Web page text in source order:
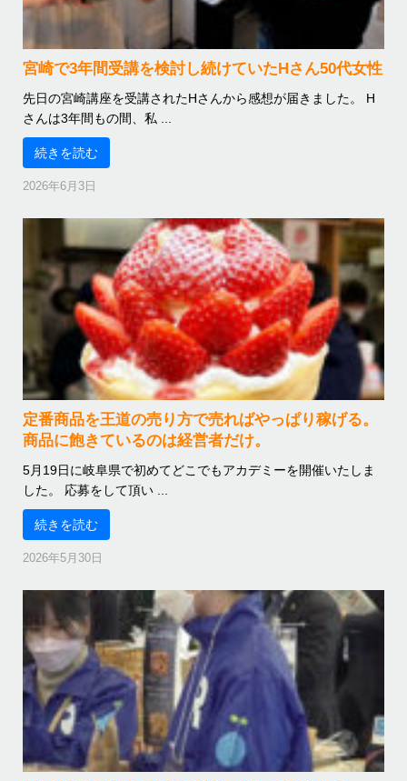
宮崎で3年間受講を検討し続けていたHさん50代女性
先日の宮崎講座を受講されたHさんから感想が届きました。 H
さんは3年間もの間、私 ...
続きを読む
2026年6月3日
定番商品を王道の売り方で売ればやっぱり稼げる。
商品に飽きているのは経営者だけ。
5月19日に岐阜県で初めてどこでもアカデミーを開催いたしま
した。 応募をして頂い ...
続きを読む
2026年5月30日